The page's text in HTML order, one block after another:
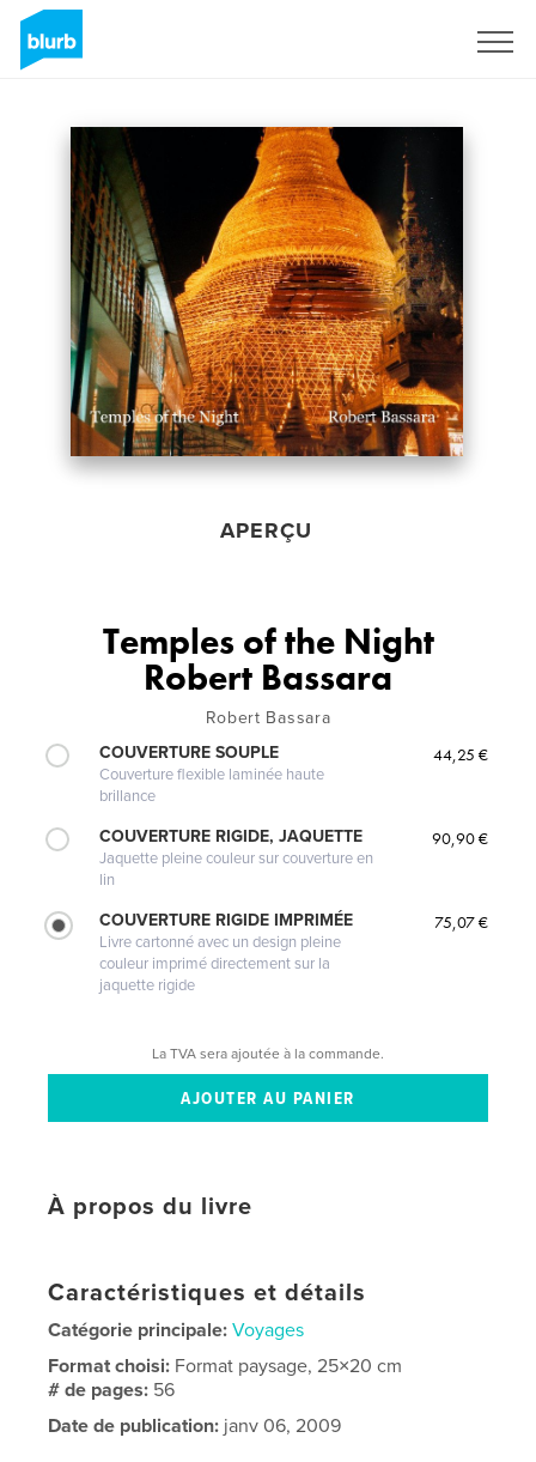
APERÇU
Temples of the Night
Robert Bassara
Robert Bassara
COUVERTURE SOUPLE
Couverture flexible laminée haute
brillance
44,25 €
COUVERTURE RIGIDE, JAQUETTE
Jaquette pleine couleur sur couverture en
lin
90,90 €
COUVERTURE RIGIDE IMPRIMÉE
Livre cartonné avec un design pleine
couleur imprimé directement sur la
jaquette rigide
75,07 €
La TVA sera ajoutée à la commande.
À propos du livre
Caractéristiques et détails
Catégorie principale: Voyages
Format choisi: Format paysage, 25×20 cm
# de pages: 56
Date de publication: janv 06, 2009